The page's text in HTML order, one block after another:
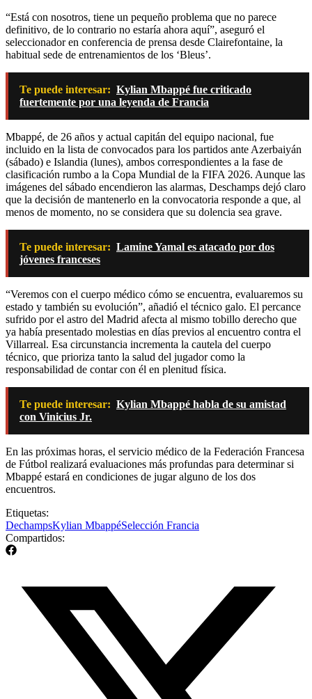
“Está con nosotros, tiene un pequeño problema que no parece
definitivo, de lo contrario no estaría ahora aquí”, aseguró el
seleccionador en conferencia de prensa desde Clairefontaine, la
habitual sede de entrenamientos de los ‘Bleus’.
Te puede interesar: Kylian Mbappé fue criticado
fuertemente por una leyenda de Francia
Mbappé, de 26 años y actual capitán del equipo nacional, fue
incluido en la lista de convocados para los partidos ante Azerbaiyán
(sábado) e Islandia (lunes), ambos correspondientes a la fase de
clasificación rumbo a la Copa Mundial de la FIFA 2026. Aunque las
imágenes del sábado encendieron las alarmas, Deschamps dejó claro
que la decisión de mantenerlo en la convocatoria responde a que, al
menos de momento, no se considera que su dolencia sea grave.
Te puede interesar: Lamine Yamal es atacado por dos
jóvenes franceses
“Veremos con el cuerpo médico cómo se encuentra, evaluaremos su
estado y también su evolución”, añadió el técnico galo. El percance
sufrido por el astro del Madrid afecta al mismo tobillo derecho que
ya había presentado molestias en días previos al encuentro contra el
Villarreal. Esa circunstancia incrementa la cautela del cuerpo
técnico, que prioriza tanto la salud del jugador como la
responsabilidad de contar con él en plenitud física.
Te puede interesar: Kylian Mbappé habla de su amistad
con Vinicius Jr.
En las próximas horas, el servicio médico de la Federación Francesa
de Fútbol realizará evaluaciones más profundas para determinar si
Mbappé estará en condiciones de jugar alguno de los dos
encuentros.
Etiquetas:
DechampsKylian MbappéSelección Francia
Compartidos: